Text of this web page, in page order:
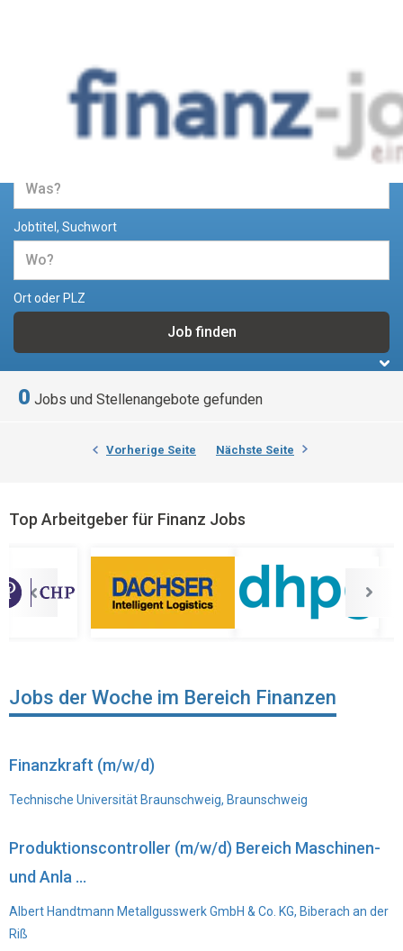
Jobs und Stellenangebote im
Bereich Finanzen
Jobtitel, Suchwort
Ort oder PLZ
0 Jobs und Stellenangebote gefunden
Vorherige Seite Nächste Seite
Top Arbeitgeber für Finanz Jobs
Jobs der Woche im Bereich Finanzen
Finanzkraft (m/w/d)
Technische Universität Braunschweig, Braunschweig
Produktionscontroller (m/w/d) Bereich Maschinen-
und Anla ...
Albert Handtmann Metallgusswerk GmbH & Co. KG, Biberach an der
Riß